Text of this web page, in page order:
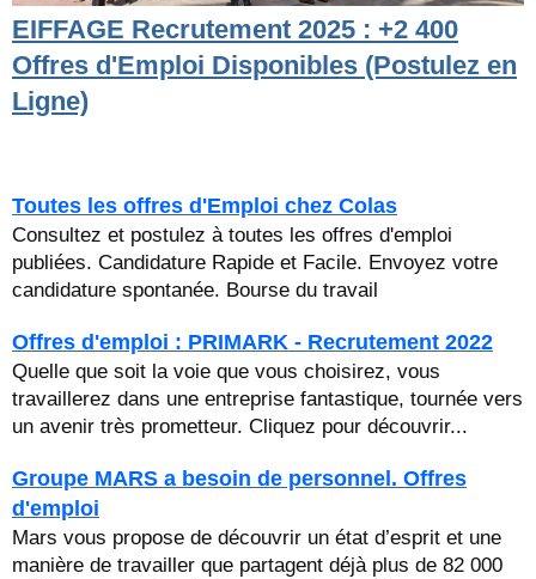
EIFFAGE Recrutement 2025 : +2 400
Offres d'Emploi Disponibles (Postulez en
Ligne)
Toutes les offres d'Emploi chez Colas
Consultez et postulez à toutes les offres d'emploi
publiées. Candidature Rapide et Facile. Envoyez votre
candidature spontanée. Bourse du travail
Offres d'emploi : PRIMARK - Recrutement 2022
Quelle que soit la voie que vous choisirez, vous
travaillerez dans une entreprise fantastique, tournée vers
un avenir très prometteur. Cliquez pour découvrir...
Groupe MARS a besoin de personnel. Offres
d'emploi
Mars vous propose de découvrir un état d’esprit et une
manière de travailler que partagent déjà plus de 82 000